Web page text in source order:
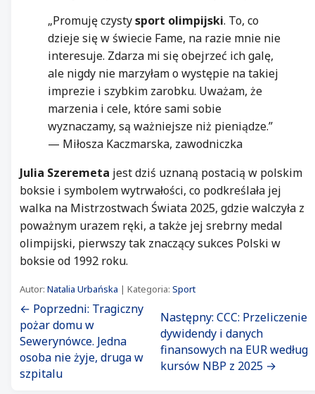
„Promuję czystysport olimpijski. To, co
dzieje się w świecie Fame, na razie mnie nie
interesuje. Zdarza mi się obejrzeć ich galę,
ale nigdy nie marzyłam o występie na takiej
imprezie i szybkim zarobku. Uważam, że
marzenia i cele, które sami sobie
wyznaczamy, są ważniejsze niż pieniądze.”
— Miłosza Kaczmarska, zawodniczka
Julia Szeremeta jest dziś uznaną postacią w polskim
boksie i symbolem wytrwałości, co podkreślała jej
walka na Mistrzostwach Świata 2025, gdzie walczyła z
poważnym urazem ręki, a także jej srebrny medal
olimpijski, pierwszy tak znaczący sukces Polski w
boksie od 1992 roku.
Autor: Natalia Urbańska | Kategoria: Sport
← Poprzedni: Tragiczny
pożar domu w
Sewerynówce. Jedna
osoba nie żyje, druga w
szpitalu
Następny: CCC: Przeliczenie
dywidendy i danych
finansowych na EUR według
kursów NBP z 2025 →